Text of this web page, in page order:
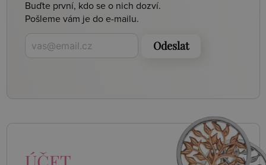
Buďte první, kdo se o nich dozví.
Pošleme vám je do e-mailu.
Odeslat